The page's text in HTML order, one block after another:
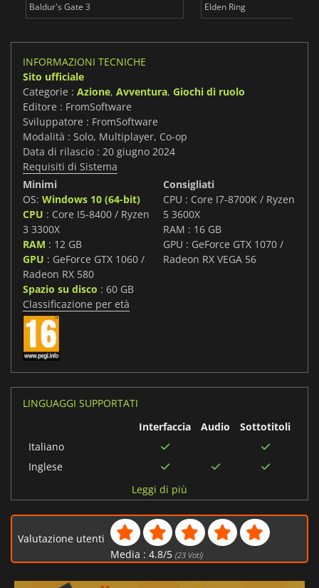
Baldur's Gate 3 Elden Ring
INFORMAZIONI TECNICHE
Sito ufficiale
Categorie : Azione, Avventura, Giochi di ruolo
Editore : FromSoftware
Sviluppatore : FromSoftware
Modalità : Solo, Multiplayer, Co-op
Data di rilascio : 20 giugno 2024
Requisiti di Sistema
Minimi
OS: Windows 10 (64-bit)
CPU : Core I5-8400 / Ryzen
3 3300X
RAM : 12 GB
GPU : GeForce GTX 1060 /
Radeon RX 580
Spazio su disco : 60 GB
Consigliati
CPU : Core I7-8700K / Ryzen
5 3600X
RAM : 16 GB
GPU : GeForce GTX 1070 /
Radeon RX VEGA 56
Classificazione per età
LINGUAGGI SUPPORTATI
Interfaccia
Audio
Sottotitoli
Italiano
Inglese
Cinese tradizionale
Portoghese
brasiliano
Leggi di più
Valutazione utenti
Media : 4.8/5 (23Voti)